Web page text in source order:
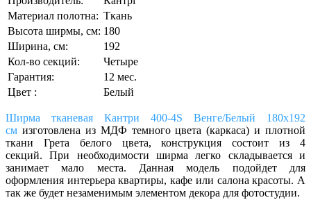
Материал полотна: Ткань
Высота ширмы, см: 180
Ширина, см:
192
Кол-во секций:
Четыре
Гарантия:
12 мес.
Цвет :
Белый
Ширма тканевая Кантри 400-4S Венге/Белый 180х192
см изготовлена из МДФ темного цвета (каркаса) и плотной
ткани Грета белого цвета, конструкция состоит из 4
секций. При необходимости ширма легко складывается и
занимает мало места. Данная модель подойдет для
оформления интерьера квартиры, кафе или салона красоты. А
так же будет незаменимым элементом декора для фотостудии.